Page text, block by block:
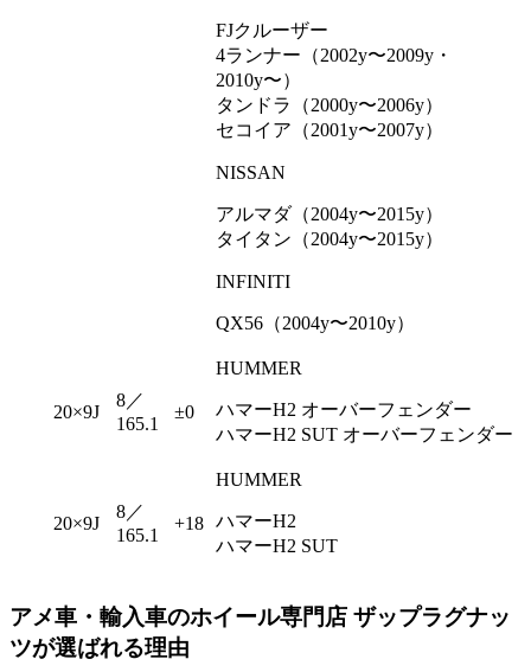
FJクルーザー
4ランナー（2002y〜2009y・
2010y〜）
タンドラ（2000y〜2006y）
セコイア（2001y〜2007y）
NISSAN
アルマダ（2004y〜2015y）
タイタン（2004y〜2015y）
INFINITI
QX56（2004y〜2010y）
20×9J
8／
165.1
±0
HUMMER
ハマーH2 オーバーフェンダー
ハマーH2 SUT オーバーフェンダー
20×9J
8／
165.1
+18
HUMMER
ハマーH2
ハマーH2 SUT
アメ車・輸入車のホイール専門店 ザップラグナッ
ツが選ばれる理由